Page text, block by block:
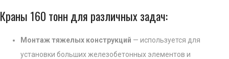
Краны 160 тонн для различных задач:
Монтаж тяжелых конструкций — используется для
установки больших железобетонных элементов и